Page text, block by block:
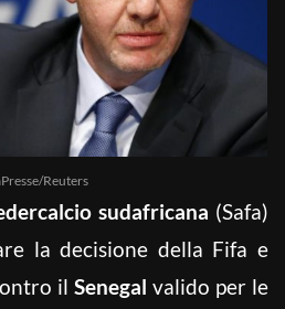
Reuters
sudafricana (Safa)
la decisione della Fifa e
il Senegal valido per le